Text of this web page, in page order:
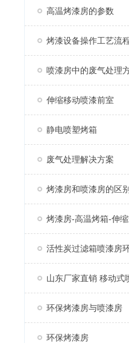
高温烤漆房的参数
烤漆设备操作工艺流
喷漆房中的废气处理
伸缩移动喷漆前室
静电喷塑烤箱
废气处理解决方案
烤漆房和喷漆房的区别
烤漆房-高温烤箱-伸
活性炭过滤箱喷漆房
山东厂家直销 移动式
环保烤漆房与喷漆房
环保烤漆房